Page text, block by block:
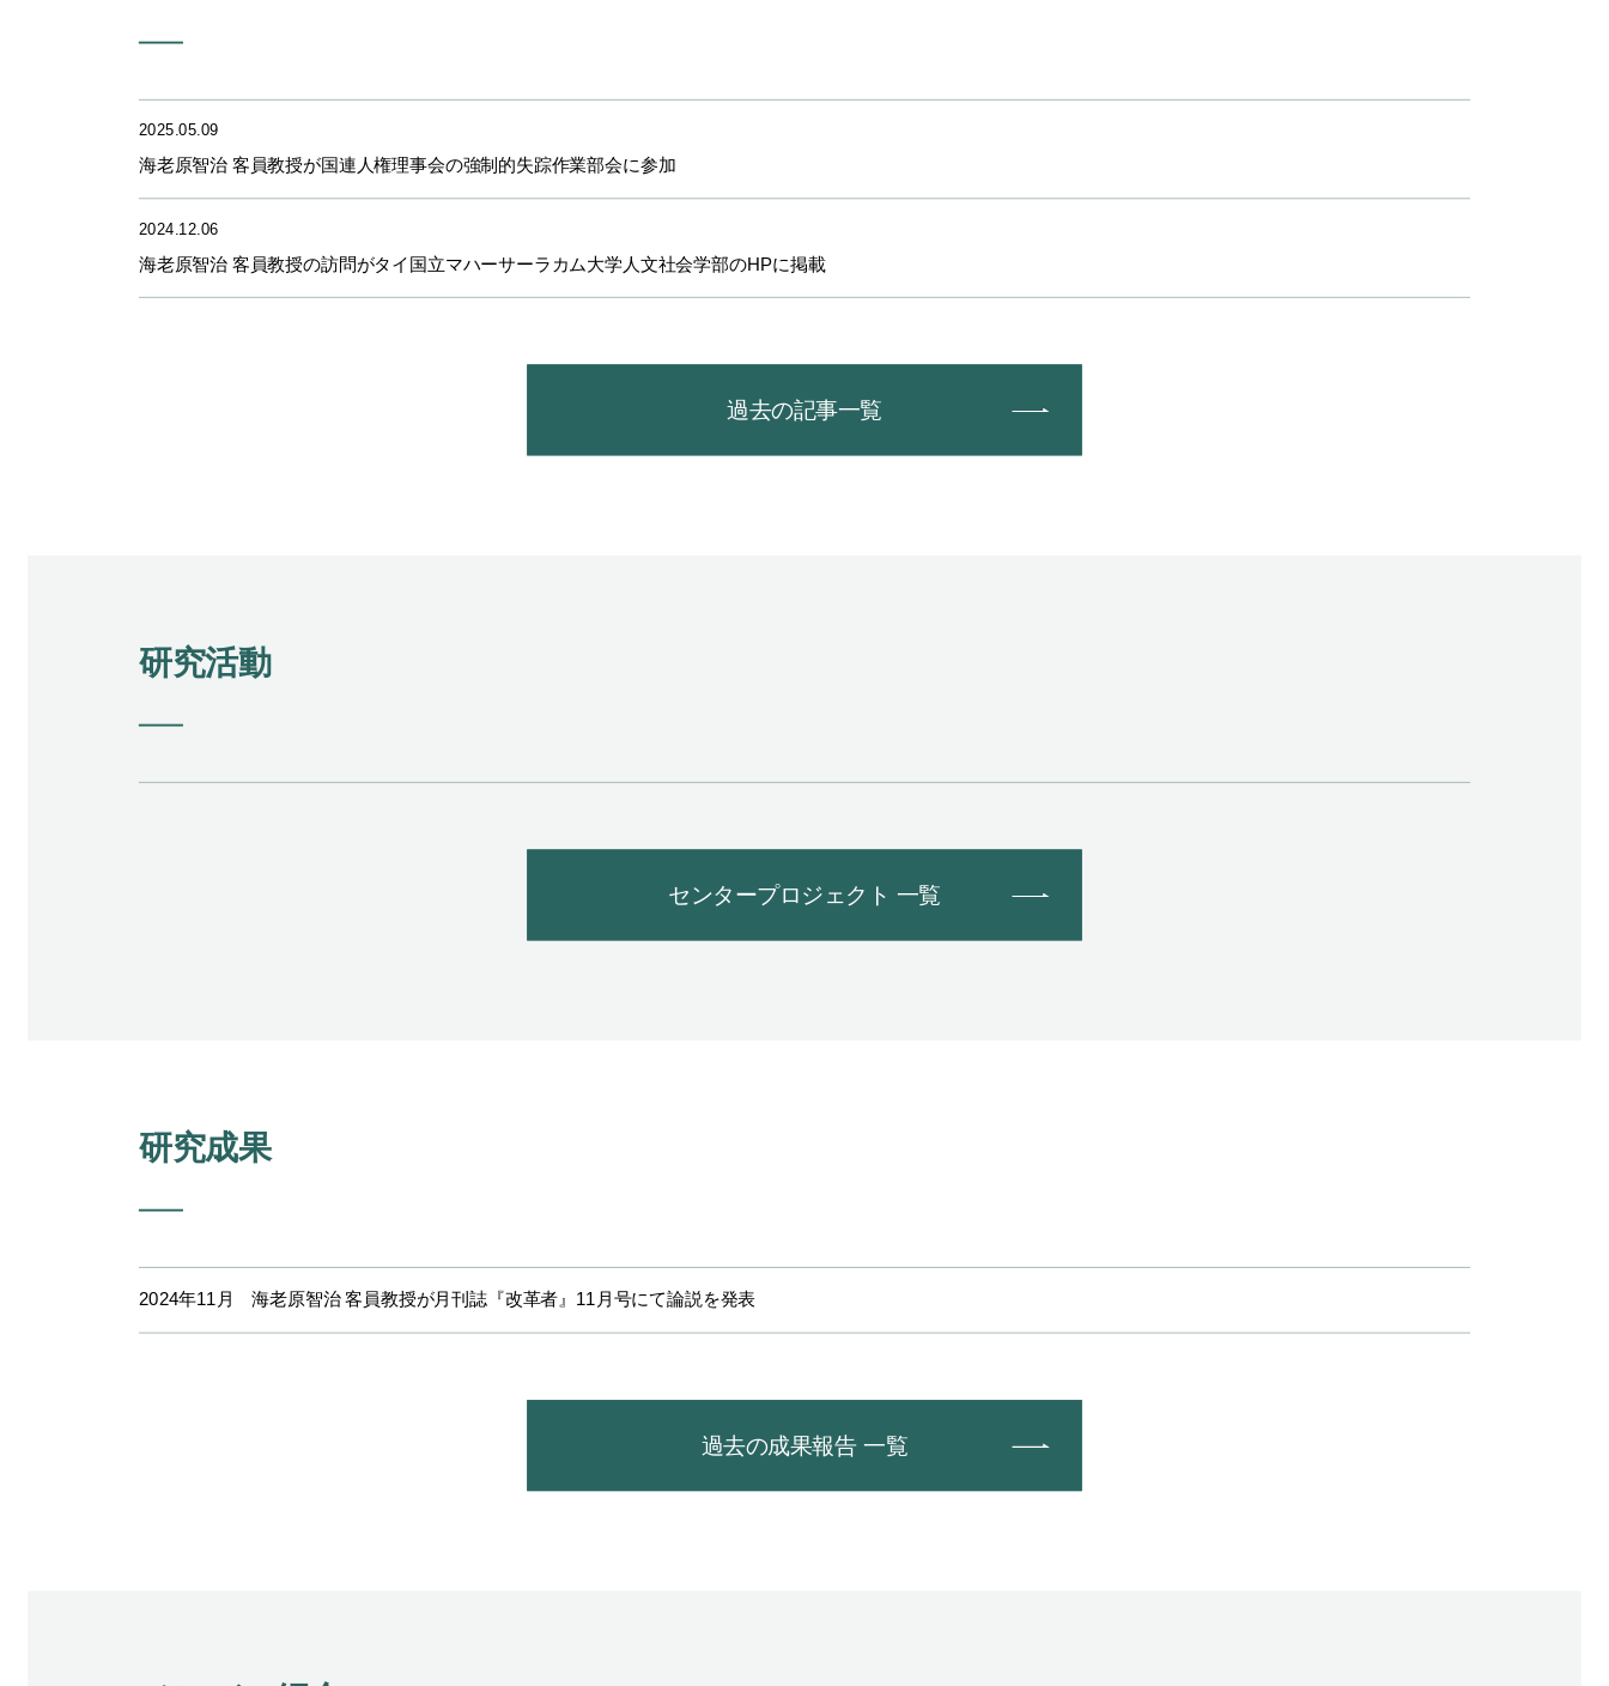
2025.05.09
海老原智治 客員教授が国連人権理事会の強制的失踪作業部会に参加
2024.12.06
海老原智治 客員教授の訪問がタイ国立マハーサーラカム大学人文社会学部のHPに掲載
過去の記事一覧
研究活動
センタープロジェクト 一覧
研究成果
2024年11月 海老原智治 客員教授が月刊誌『改革者』11月号にて論説を発表
過去の成果報告 一覧